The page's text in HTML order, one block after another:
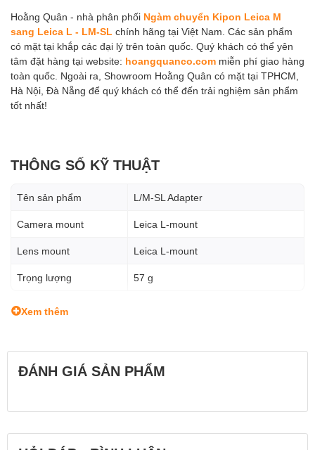
Hoằng Quân - nhà phân phối Ngàm chuyển Kipon Leica M
sang Leica L - LM-SL chính hãng tại Việt Nam. Các sản phẩm
có mặt tại khắp các đại lý trên toàn quốc. Quý khách có thể yên
tâm đặt hàng tại website: hoangquanco.com miễn phí giao hàng
toàn quốc. Ngoài ra, Showroom Hoằng Quân có mặt tại TPHCM,
Hà Nội, Đà Nẵng để quý khách có thể đến trải nghiệm sản phẩm
tốt nhất!
THÔNG SỐ KỸ THUẬT
Tên sản phẩm L/M-SL Adapter
Camera mount Leica L-mount
Lens mount Leica L-mount
Trọng lượng 57 g
Xem thêm
ĐÁNH GIÁ SẢN PHẨM